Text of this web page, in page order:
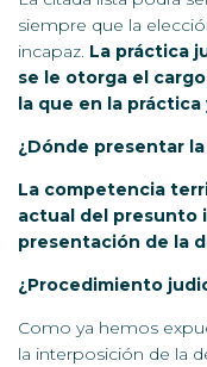
siempre que la
incapaz. La práctica
se le otorga el
la que en la
¿Dónde presentar
La competencia
actual del presunto
presentación de la
¿Procedimiento
Como ya hemos
la interposición de la